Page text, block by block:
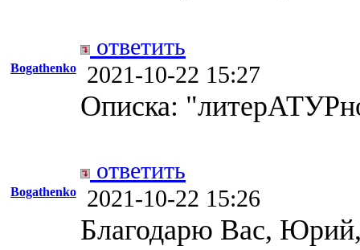
ответить
Bogathenko 2021-10-22 15:27
Описка:
ответить
Bogathenko 2021-10-22 15:26
Благодарю Вас, Юрий,